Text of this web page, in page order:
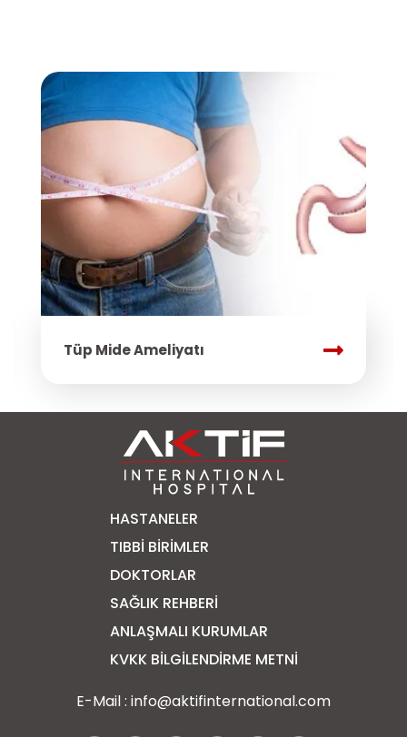
Tüp Mide Ameliyatı
HASTANELER
TIBBI BIRIMLER
DOKTORLAR
SAĞLIK REHBERI
ANLAŞMALI KURUMLAR
KVKK BİLGİLENDİRME METNİ
E-Mail : info@aktifinternational.com